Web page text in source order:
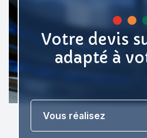
Votre devis
adapté à
Vous réalisez